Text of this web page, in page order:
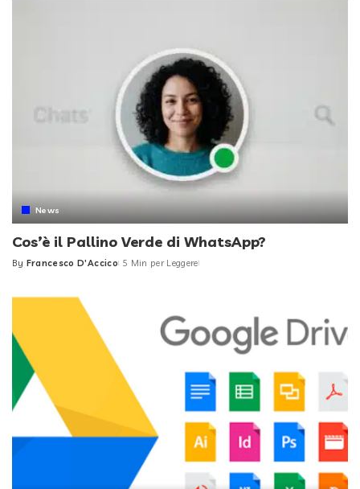
News
Cos’è il Pallino Verde di WhatsApp?
Posted
By Francesco D'Accico 5 Min per Leggere